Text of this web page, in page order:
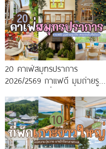
20 คาเฟ่สมุทรปราการ
2026/2569 กาแฟดี มุมถ่ายรูป